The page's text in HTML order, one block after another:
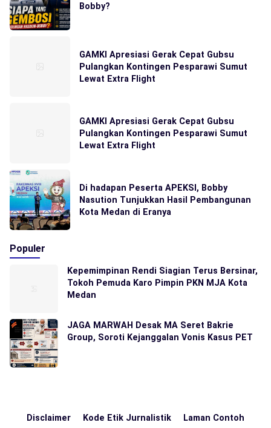
Bobby?
GAMKI Apresiasi Gerak Cepat Gubsu
Pulangkan Kontingen Pesparawi Sumut
Lewat Extra Flight
GAMKI Apresiasi Gerak Cepat Gubsu
Pulangkan Kontingen Pesparawi Sumut
Lewat Extra Flight
Di hadapan Peserta APEKSI, Bobby
Nasution Tunjukkan Hasil Pembangunan
Kota Medan di Eranya
Populer
Kepemimpinan Rendi Siagian Terus Bersinar,
Tokoh Pemuda Karo Pimpin PKN MJA Kota
Medan
JAGA MARWAH Desak MA Seret Bakrie
Group, Soroti Kejanggalan Vonis Kasus PET
Disclaimer Kode Etik Jurnalistik Laman Contoh